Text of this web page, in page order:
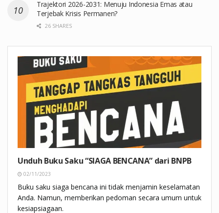
Trajektori 2026-2031: Menuju Indonesia Emas atau
Terjebak Krisis Permanen?
26 SHARES
Unduh Buku Saku “SIAGA BENCANA” dari BNPB
02/11/2023
Buku saku siaga bencana ini tidak menjamin keselamatan
Anda. Namun, memberikan pedoman secara umum untuk
kesiapsiagaan.